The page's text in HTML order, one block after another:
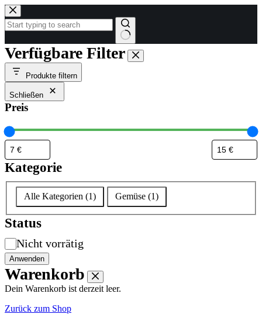
Zum
Inhalt
springen
Keine
Ergebnisse
Verfügbare Filter
Produkte filtern
Schließen
Preis
Kategorie
Kategorie
Alle Kategorien (1) Gemüse (1)
Status
Verfügbarkeit
Nicht vorrätig
Anwenden
Warenkorb
Dein Warenkorb ist derzeit leer.
Zurück zum Shop